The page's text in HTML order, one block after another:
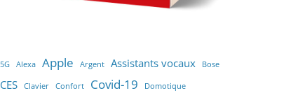
5G Alexa Apple Argent Assistants vocaux Bose
CES Clavier Confort Covid-19 Domotique